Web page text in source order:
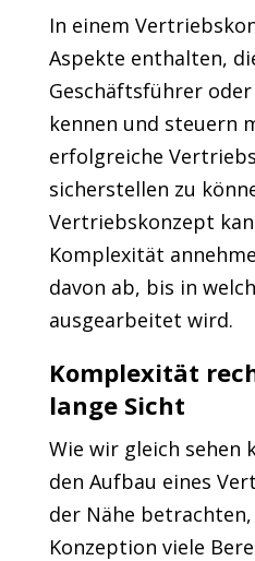
In einem
Aspekte enthalten,
Geschäftsführer
kennen und steuern
erfolgreiche
sicherstellen zu
Vertriebskonzept
Komplexität
davon ab, bis in
ausgearbeitet wird.
Komplexität
lange Sicht
Wie wir gleich sehen
den Aufbau eines
der Nähe
Konzeption viele